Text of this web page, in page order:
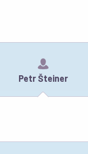
Petr Šteiner